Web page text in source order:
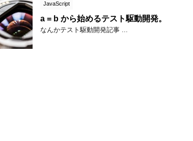
JavaScript
a = b から始めるテスト駆動開発。
なんかテスト駆動開発記事 ...